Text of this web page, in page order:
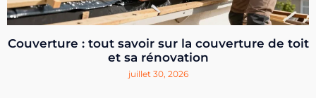
Couverture : tout savoir sur la couverture de toit
et sa rénovation
juillet 30, 2026